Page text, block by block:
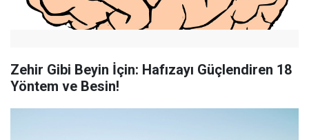
Zehir Gibi Beyin İçin: Hafızayı Güçlendiren 18
Yöntem ve Besin!